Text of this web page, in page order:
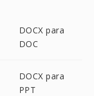
DOCX para
DOC
DOCX para
PPT